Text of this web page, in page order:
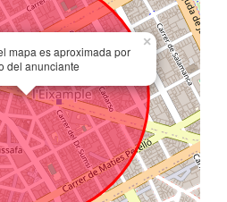
mapa es aproximada por
del anunciante
×